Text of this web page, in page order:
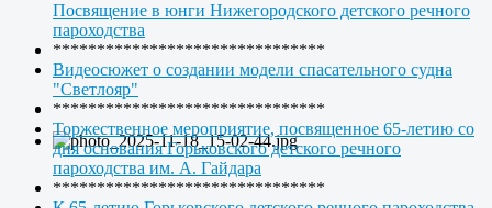
Посвящение в юнги Нижегородского детского речного
пароходства
*******************************
Видеосюжет о создании модели спасательного судна
"Светлояр"
*******************************
Торжественное мероприятие, посвященное 65-летию со
дня основания Горьковского детского речного
пароходства им. А. Гайдара
*******************************